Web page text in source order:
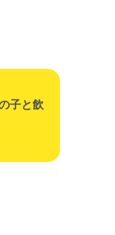
子と飲